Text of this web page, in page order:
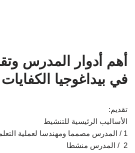
أهم أدوار المدرس
في بيداغوجيا الكفايات
تقديم:
الأساليب الرئيسية للتنشيط
1 / المدرس مصمما ومهندسا لعملية التعلم
2 / المدرس منشطا